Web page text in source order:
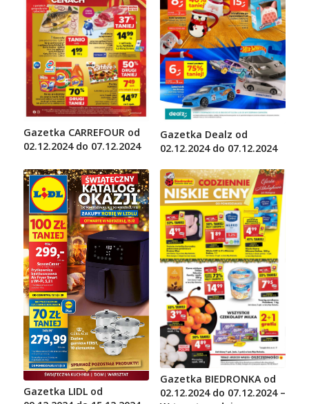
Gazetka CARREFOUR od
02.12.2024 do 07.12.2024
Gazetka Dealz od
02.12.2024 do 07.12.2024
Gazetka LIDL od
Gazetka BIEDRONKA od
02.12.2024 do 07.12.2024 –